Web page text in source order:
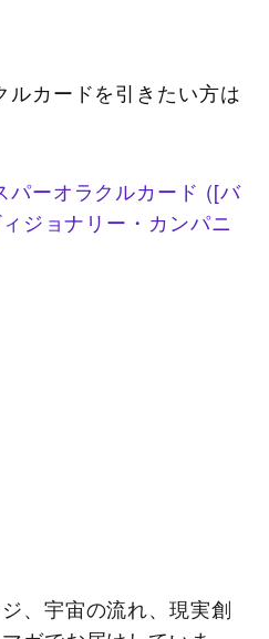
ルカードを引きたい方は
パーオラクルカード ([バ
ジョナリー・カンパニ
、宇宙の流れ、現実創